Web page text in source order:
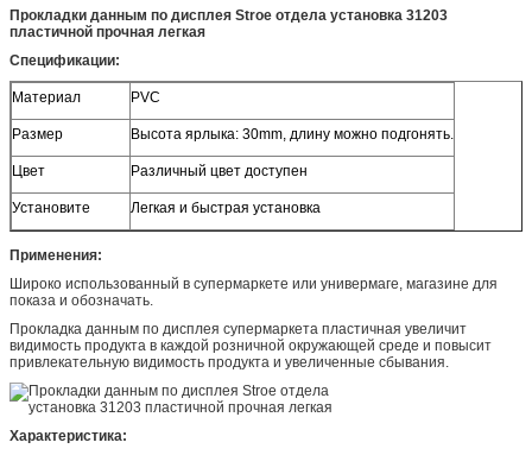
Прокладки данным по дисплея Stroe отдела установка 31203
пластичной прочная легкая
Спецификации:
Материал PVC
Размер Высота ярлыка: 30mm, длину можно подгонять.
Цвет Различный цвет доступен
Установите Легкая и быстрая установка
Применения:
Широко использованный в супермаркете или универмаге, магазине для
показа и обозначать.
Прокладка данным по дисплея супермаркета пластичная увеличит
видимость продукта в каждой розничной окружающей среде и повысит
привлекательную видимость продукта и увеличенные сбывания.
Характеристика: